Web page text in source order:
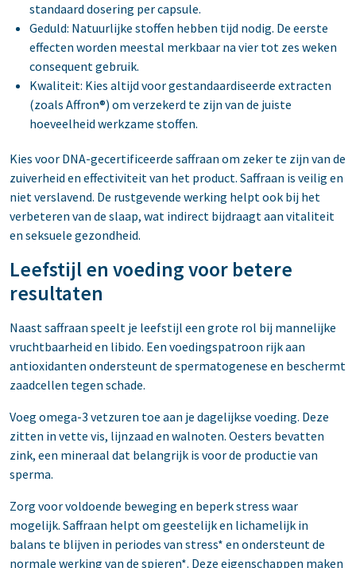
standaard dosering per capsule.
Geduld: Natuurlijke stoffen hebben tijd nodig. De eerste
effecten worden meestal merkbaar na vier tot zes weken
consequent gebruik.
Kwaliteit: Kies altijd voor gestandaardiseerde extracten
(zoals Affron®) om verzekerd te zijn van de juiste
hoeveelheid werkzame stoffen.
Kies voor DNA-gecertificeerde saffraan om zeker te zijn van de
zuiverheid en effectiviteit van het product. Saffraan is veilig en
niet verslavend. De rustgevende werking helpt ook bij het
verbeteren van de slaap, wat indirect bijdraagt aan vitaliteit
en seksuele gezondheid.
Leefstijl en voeding voor betere
resultaten
Naast saffraan speelt je leefstijl een grote rol bij mannelijke
vruchtbaarheid en libido. Een voedingspatroon rijk aan
antioxidanten ondersteunt de spermatogenese en beschermt
zaadcellen tegen schade.
Voeg omega-3 vetzuren toe aan je dagelijkse voeding. Deze
zitten in vette vis, lijnzaad en walnoten. Oesters bevatten
zink, een mineraal dat belangrijk is voor de productie van
sperma.
Zorg voor voldoende beweging en beperk stress waar
mogelijk. Saffraan helpt om geestelijk en lichamelijk in
balans te blijven in periodes van stress* en ondersteunt de
normale werking van de spieren*. Deze eigenschappen maken